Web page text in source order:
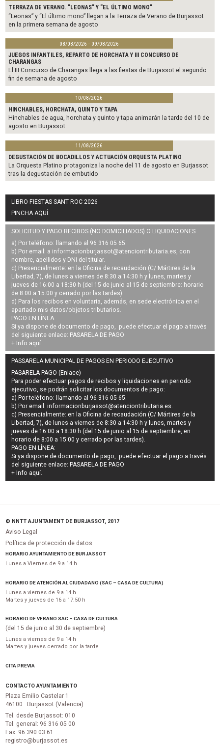
TERRAZA DE VERANO. "LEONAS" Y "EL ÚLTIMO MONO"
“Leonas” y “El último mono” llegan a la Terraza de Verano de Burjassot
en la primera semana de agosto
08/08/2026 - 09/08/2026
JUEGOS INFANTILES, REPARTO DE HORCHATA Y III CONCURSO DE
CHARANGAS
El III Concurso de Charangas llega a las fiestas de Burjassot el segundo
fin de semana de agosto
10/08/2026
HINCHABLES, HORCHATA, QUINTO Y TAPA
Hinchables de agua, horchata y quinto y tapa animarán la tarde del 10 de
agosto en Burjassot
11/08/2026
DEGUSTACIÓN DE BOCADILLOS Y ACTUACIÓN ORQUESTA PLATINO
La Orquesta Platino protagoniza la noche del 11 de agosto en Burjassot
tras la degustación de embutido
LIBRO FIESTAS SANT ROC 2026
PINCHA AQUÍ
SOLICITUD Y PAGO RECIBOS (NO DOMICILIADOS) O LIQUIDACIONES
a) Por teléfono: llamando al 96 316 05 65.
b) Por email: a informacionburjassot@atenciontributaria.es , con
nombre, apellidos y DNI del titular.
c) Presencialmente: en la Oficina de recaudación (C/ Mártires de la
Libertad, 7), de lunes a viernes de 8:30 a 14:30 h y lunes, martes y
jueves de 16:00 a 18:30 h (del 15 de junio al 15 de septiembre: horario
de 8:00 a 15:00 y cerrado por las tardes).
d) Para los recibos en voluntaria, además, en sede electrónica en el
apartado mis datos/objetos tributarios.
PAGO EN LÍNEA:
Si ya dispone de documento de pago, puede efectuar el pago a través
del siguiente enlace: PASARELA DE PAGO
+ Info aquí
PASSARELA MUNICIPAL DE PAGOS EN PERIODO EJECUTIVO
PASARELA PAGO (Enlace)
Para poder efectuar pagos derecibos y liquidaciones en periodo
ejecutivo, se podrán solicitar los documentos de pago:
a) Por teléfono: llamando al 96 316 05 65.
b) Por email:informacionburjassot@atenciontributaria.es.
c) Presencialmente: en la Oficina de recaudación (C/ Mártires de la
Libertad, 7), de lunes a viernes de 8:30 a 14:30 h y lunes, martes y
jueves de 16:00 a 18:30 h (del 15 de junio al 15 de septiembre, en
horario de 8:00 a 15:00 y cerrado por las tardes).
PAGO EN LÍNEA:
Si ya dispone de documento de pago, puede efectuar el pago a través
del siguiente enlace: PASARELA DE PAGO
+ Info aquí.
© NNTT AJUNTAMENT DE BURJASSOT, 2017
Aviso Legal
Política de protección de datos
HORARIO AYUNTAMIENTO DE BURJASSOT
Lunes a Viernes de 9 a 14 h
HORARIO DE ATENCIÓN AL CIUDADANO (SAC – CASA DE CULTURA)
Lunes a viernes de 9 a 14 h
Martes y jueves de 16 a 17:50 h
HORARIO DE VERANO SAC – CASA DE CULTURA
(del 15 de junio al 30 de septiembre)
Lunes a viernes de 9 a 14 h
Martes y jueves cerrado por la tarde
CITA PREVIA
CONTACTO AYUNTAMIENTO
Plaza Emilio Castelar 1
46100 · Burjassot (Valencia)
Tel. desde Burjassot: 010
Tel. general: 96 316 05 00
Fax. 96 390 03 61
registro@burjassot.es